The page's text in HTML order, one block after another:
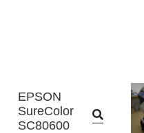
EPSON
SureColor
SC80600